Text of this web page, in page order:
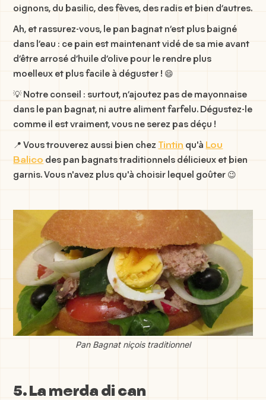
oignons, du basilic, des fèves, des radis et bien d’autres.
Ah, et rassurez-vous, le pan bagnat n’est plus baigné
dans l’eau : ce pain est maintenant vidé de sa mie avant
d’être arrosé d’huile d’olive pour le rendre plus
moelleux et plus facile à déguster ! 😄
💡 Notre conseil : surtout, n’ajoutez pas de mayonnaise
dans le pan bagnat, ni autre aliment farfelu. Dégustez-le
comme il est vraiment, vous ne serez pas déçu !
📍 Vous trouverez aussi bien chez Tintin qu'à Lou
Balico des pan bagnats traditionnels délicieux et bien
garnis. Vous n'avez plus qu'à choisir lequel goûter 😉
Pan Bagnat niçois traditionnel
5. La merda di can